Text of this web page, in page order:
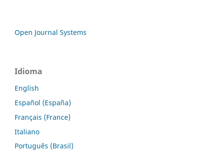
Open Journal Systems
Idioma
English
Español (España)
Français (France)
Italiano
Português (Brasil)